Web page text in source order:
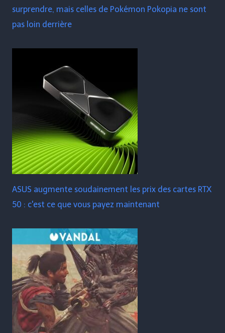
surprendre, mais celles de Pokémon Pokopia ne sont
pas loin derrière
ASUS augmente soudainement les prix des cartes RTX
50 : c'est ce que vous payez maintenant